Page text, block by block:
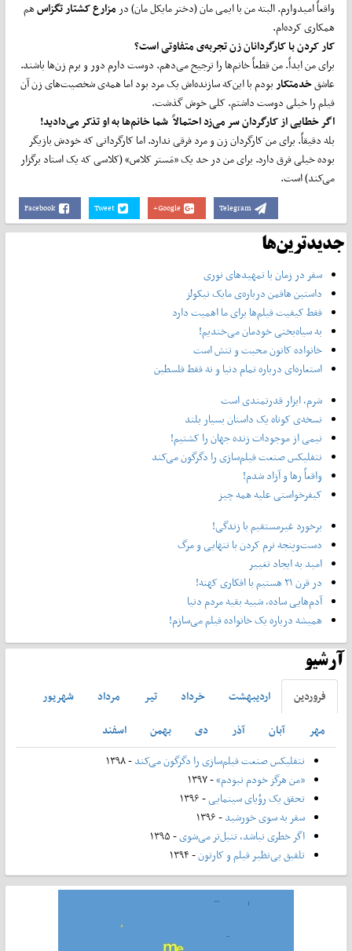
واقعاً امیدوارم. البته من با ایمی مان (دختر مایکل مان) در مزارع کشتار تگزاسهم
همکاری کرده‌ام.
کار کردن با کارگردانان زن تجربه‌ی متفاوتی است؟
برای من ابداً. من قطعاً خانم‌ها را ترجیح می‌دهم. دوست دارم دور و برم زن‌ها باشند.
عاشقخدمتکاربودم با این‌که سازنده‌اش یک مرد بود اما همه‌ی شخصیت‌های زن آن
فیلم را خیلی دوست داشتم. کلی خوش گذشت.
اگر خطایی از کارگردان سر می‌زد احتمالاً شما خانم‌ها به او تذکر می‌دادید!
بله دقیقاً. برای من کارگردان زن و مرد فرقی ندارد. اما کارگردانی که خودش بازیگر
بوده خیلی فرق دارد. برای من در حد یک «مَستر کلاس» (کلاسی که یک استاد برگزار
می‌کند) است.
Facebook Tweet Google+ Telegram
جدیدترین‌ها
سفر در زمان با تمهیدهای نوری
داستین هافمن درباره‌ی مایک نیکولز
فقط کیفیت فیلم‌ها برای ما اهمیت دارد
به سیاه‌بختی خودمان می‌خندیم!
خانواده کانون محبت و تنش است
استعاره‌ای درباره تمام دنیا و نه فقط فلسطین
شرم، ابزار قدرتمندی است
نسخه‌ی کوتاه یک داستان بسیار بلند
نیمی از موجودات زنده جهان را کشتیم!
نتفلیکس صنعت فیلم‌سازی را دگرگون می‌کند
واقعاً رها و آزاد شدم!
کیفرخواستی علیه همه چیز
برخورد غیرمستقیم با زندگی!
دست‌وپنجه نرم کردن با تنهایی و مرگ
امید به ایجاد تغییر
در قرن ۲۱ هستیم با افکاری کهنه!
آدم‌هایی ساده، شبیه بقیه مردم دنیا
همیشه درباره یک خانواده فیلم می‌سازم!
آرشیو
فروردين ارديبهشت خرداد تير مرداد
شهريور
مهر
آبان آذر دی بهمن
اسفند
نتفلیکس صنعت فیلم‌سازی را دگرگون می‌کند- ۱۳۹۸
«من هرگز خودم نبودم»- ۱۳۹۷
تحقق یک رؤیای سینمایی- ۱۳۹۶
سفر به سوی خورشید- ۱۳۹۶
اگر خطری نباشد، تنبل‌تر می‌شوی- ۱۳۹۵
تلفیق بی‌نظیر فیلم و کارتون- ۱۳۹۴